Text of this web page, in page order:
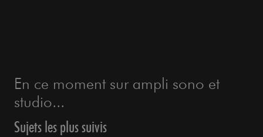
En ce moment sur ampli sono et
studio...
Sujets les plus suivis